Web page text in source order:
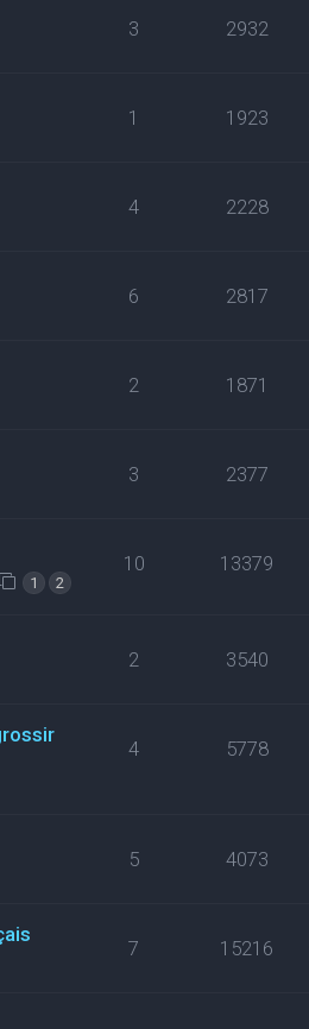
3 2932
1 1923
4 2228
6 2817
2 1871
3 2377
1 2
10 13379
2 3540
4 5778
5 4073
7 15216